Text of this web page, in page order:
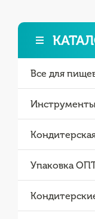
Все для
Упаковка